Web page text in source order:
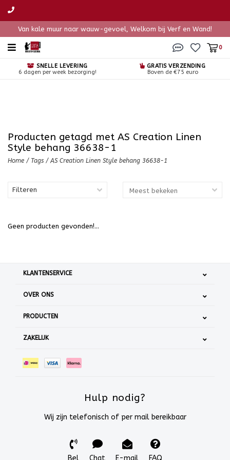
Van kale muur naar wauw-gevoel, Welkom bij Verf en Wand!
0
SNELLE LEVERING
6 dagen per week bezorging!
GRATIS VERZENDING
Boven de €75 euro
Producten getagd met AS Creation Linen
Style behang 36638-1
Home / Tags / AS Creation Linen Style behang 36638-1
Filteren
Geen producten gevonden!...
KLANTENSERVICE
OVER ONS
PRODUCTEN
ZAKELIJK
Hulp nodig?
Wij zijn telefonisch of per mail bereikbaar
Bel Chat E-mail FAQ